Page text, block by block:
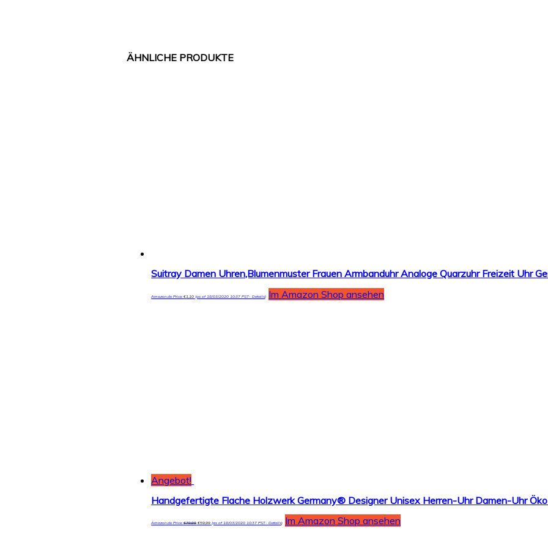
Amazon.de Price:€1,10 (as of 18/03/2020 10:37 PST-Details) Im Amazon Shop ansehen
Angebot!
Amazon.de Price:€79,99 €59,99 (as of 18/03/2020 10:37 PST-Details) Im Amazon Shop ansehen